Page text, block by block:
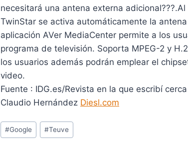
necesitará una antena externa
TwinStar se activa automáticamente la
aplicación AVer MediaCenter permite a los
programa de televisión. Soporta MPEG-2 y
los usuarios además podrán emplear el
video.
Fuente : IDG.es/Revista en la que escribí
Claudio Hernández Diesl.com
Etiquetas
de
#Google #Teuve